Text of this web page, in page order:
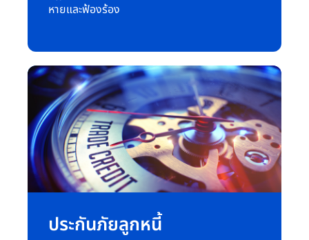
หายและฟ้องร้อง
ประกันภัยลูกหนี้